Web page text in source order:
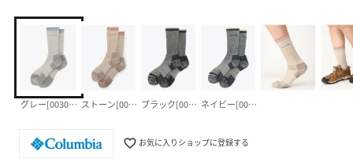
グレー[003001] ストーン[001004]ブラック[002001]ネイビー[007011]
favorite_border お気に入りショップに登録する